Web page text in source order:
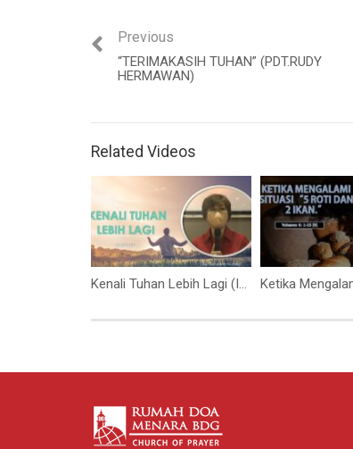
Previous
“TERIMAKASIH TUHAN” (PDT.RUDY
HERMAWAN)
Related Videos